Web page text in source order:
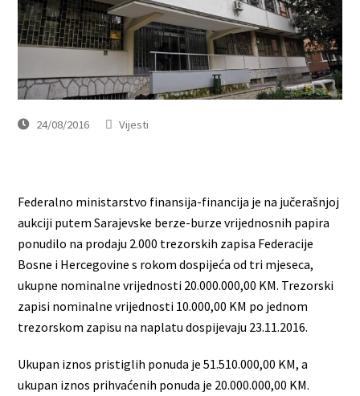
24/08/2016 Vijesti
Federalno ministarstvo finansija-financija je na jučerašnjoj
aukciji putem Sarajevske berze-burze vrijednosnih papira
ponudilo na prodaju 2.000 trezorskih zapisa Federacije
Bosne i Hercegovine s rokom dospijeća od tri mjeseca,
ukupne nominalne vrijednosti 20.000.000,00 KM. Trezorski
zapisi nominalne vrijednosti 10.000,00 KM po jednom
trezorskom zapisu na naplatu dospijevaju 23.11.2016.
Ukupan iznos pristiglih ponuda je 51.510.000,00 KM, a
ukupan iznos prihvaćenih ponuda je 20.000.000,00 KM.